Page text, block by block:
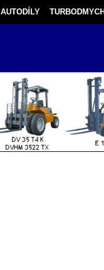
AUTODÍLY